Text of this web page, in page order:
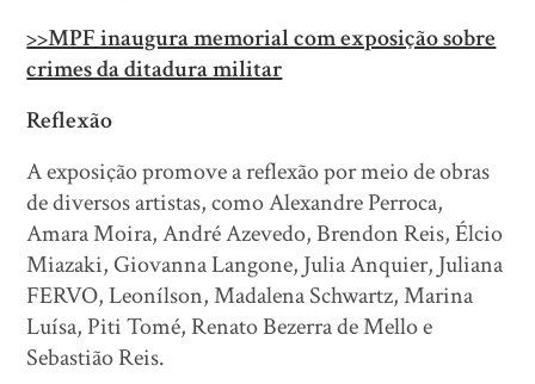
>>MPF inaugura memorial com exposição sobre
crimes da ditadura militar
Reflexão
A exposição promove a reflexão por meio de obras
de diversos artistas, como Alexandre Perroca,
Amara Moira, André Azevedo, Brendon Reis, Élcio
Miazaki, Giovanna Langone, Julia Anquier, Juliana
FERVO, Leonílson, Madalena Schwartz, Marina
Luísa, Piti Tomé, Renato Bezerra de Mello e
Sebastião Reis.